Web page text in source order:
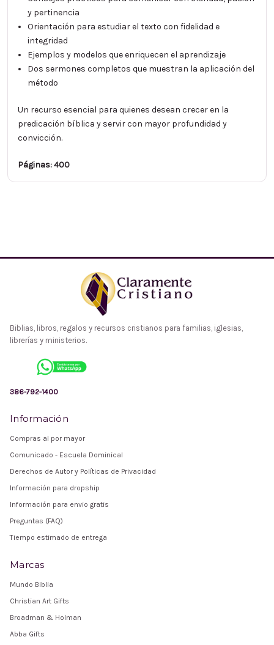
y pertinencia
Orientación para estudiar el texto con fidelidad e
integridad
Ejemplos y modelos que enriquecen el aprendizaje
Dos sermones completos que muestran la aplicación del
método
Un recurso esencial para quienes desean crecer en la
predicación bíblica y servir con mayor profundidad y
convicción.
Páginas: 400
Biblias, libros, regalos y recursos cristianos para familias, iglesias,
librerías y ministerios.
386-792-1400
Información
Compras al por mayor
Comunicado - Escuela Dominical
Derechos de Autor y Políticas de Privacidad
Información para dropship
Información para envio gratis
Preguntas (FAQ)
Tiempo estimado de entrega
Marcas
Mundo Biblia
Christian Art Gifts
Broadman & Holman
Abba Gifts